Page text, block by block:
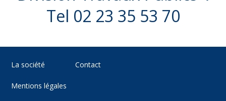
Tel 02 23 35 53 70
La société Contact
Mentions légales